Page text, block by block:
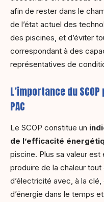
afin de rester dans le
de l’état actuel des
des piscines, et d’éviter
correspondant à des
représentatives de
L’importance du
PAC
Le SCOP constitue un
de l’efficacité
piscine. Plus sa valeur est
produire de la chaleur
d’électricité avec, à la
d’énergie dans le temps